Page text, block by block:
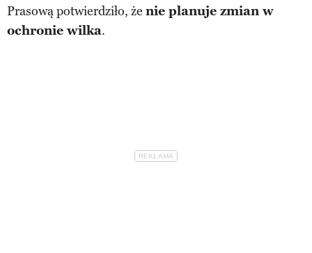
Prasową potwierdziło, że nie planuje zmian w
ochronie wilka.